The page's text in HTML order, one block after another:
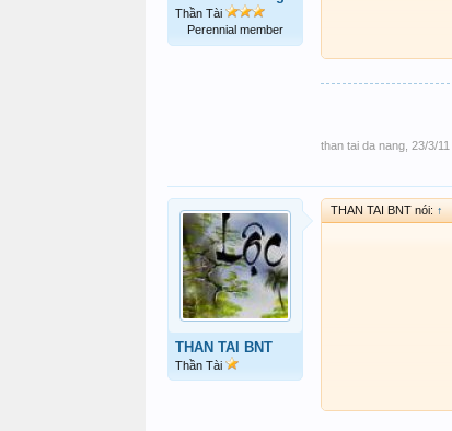
Thần Tài
Perennial member
than tai da nang 23/3/11
THAN TAI BNT
Thần Tài
THAN TAI BNT nói: ↑